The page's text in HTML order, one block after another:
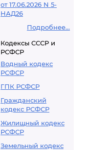
от 17.06.2026 N 5-
НАД26
Подробнее...
Кодексы СССР и
РСФСР
Водный кодекс
РСФСР
ГПК РСФСР
Гражданский
кодекс РСФСР
Жилищный кодекс
РСФСР
Земельный кодекс